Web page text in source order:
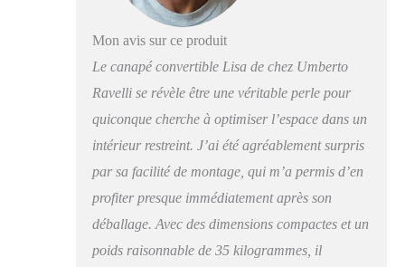
Mon avis sur ce produit
Le canapé convertible Lisa de chez Umberto
Ravelli se révèle être une véritable perle pour
quiconque cherche à optimiser l’espace dans un
intérieur restreint. J’ai été agréablement surpris
par sa facilité de montage, qui m’a permis d’en
profiter presque immédiatement après son
déballage. Avec des dimensions compactes et un
poids raisonnable de 35 kilogrammes, il